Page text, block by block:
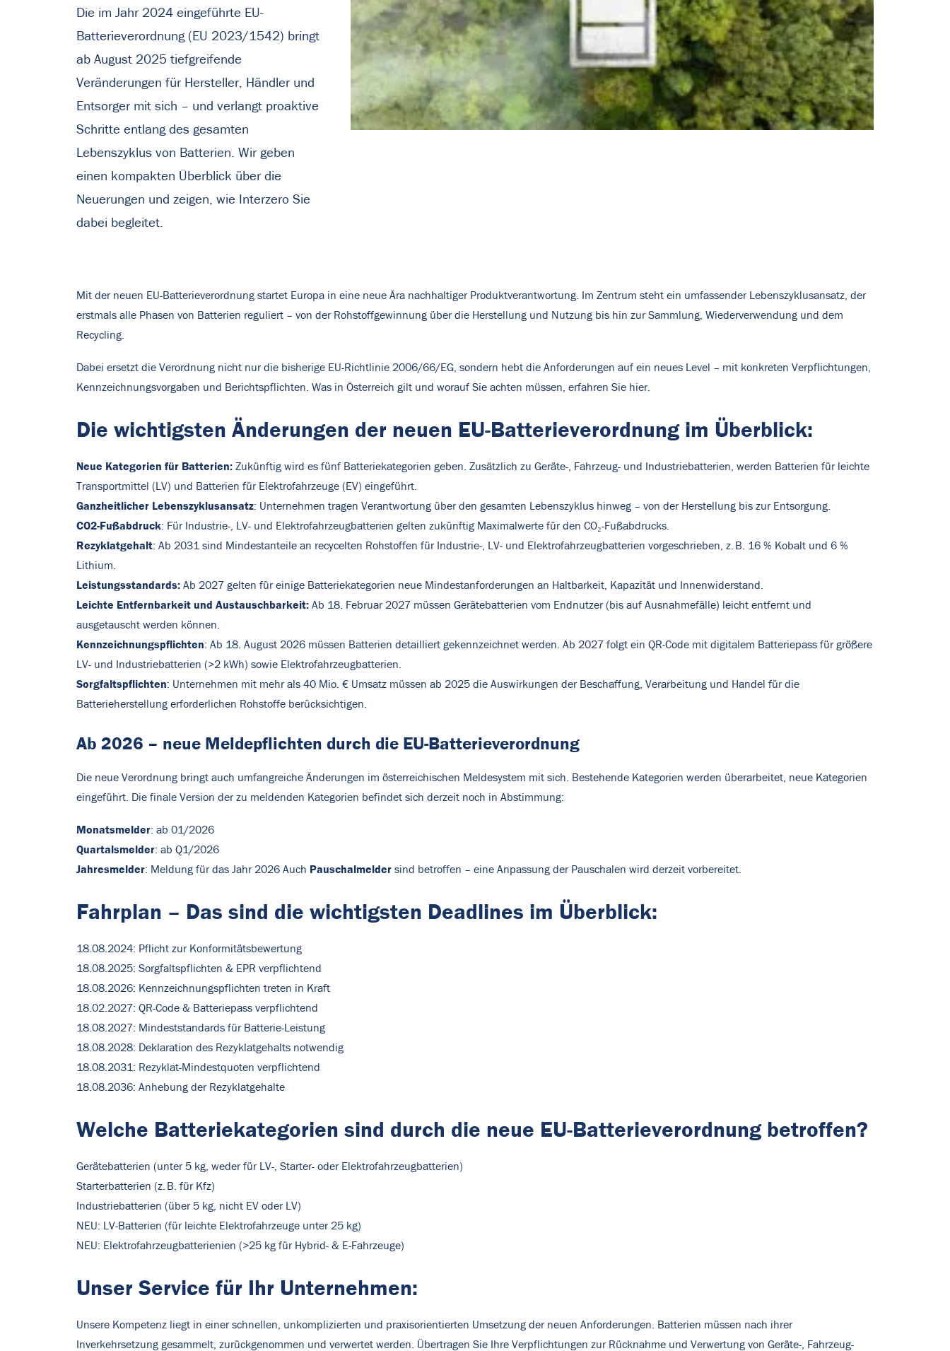
Die im Jahr 2024 eingeführte EU-
Batterieverordnung (EU 2023/1542) bringt
ab August 2025 tiefgreifende
Veränderungen für Hersteller, Händler und
Entsorger mit sich – und verlangt proaktive
Schritte entlang des gesamten
Lebenszyklus von Batterien. Wir geben
einen kompakten Überblick über die
Neuerungen und zeigen, wie Interzero Sie
dabei begleitet.
Mit der neuen EU-Batterieverordnung startet Europa in eine neue Ära nachhaltiger Produktverantwortung. Im Zentrum steht ein umfassender Lebenszyklusansatz, der
erstmals alle Phasen von Batterien reguliert – von der Rohstoffgewinnung über die Herstellung und Nutzung bis hin zur Sammlung, Wiederverwendung und dem
Recycling.
Dabei ersetzt die Verordnung nicht nur die bisherige EU-Richtlinie 2006/66/EG, sondern hebt die Anforderungen auf ein neues Level – mit konkreten Verpflichtungen,
Kennzeichnungsvorgaben und Berichtspflichten. Was in Österreich gilt und worauf Sie achten müssen, erfahren Sie hier.
Die wichtigsten Änderungen der neuen EU-Batterieverordnung im Überblick:
Neue Kategorien für Batterien: Zukünftig wird es fünf Batteriekategorien geben. Zusätzlich zu Geräte-, Fahrzeug- und Industriebatterien, werden Batterien für leichte
Transportmittel (LV) und Batterien für Elektrofahrzeuge (EV) eingeführt.
Ganzheitlicher Lebenszyklusansatz: Unternehmen tragen Verantwortung über den gesamten Lebenszyklus hinweg – von der Herstellung bis zur Entsorgung.
CO2-Fußabdruck: Für Industrie-, LV- und Elektrofahrzeugbatterien gelten zukünftig Maximalwerte für den CO₂-Fußabdrucks.
Rezyklatgehalt: Ab 2031 sind Mindestanteile an recycelten Rohstoffen für Industrie-, LV- und Elektrofahrzeugbatterien vorgeschrieben, z. B. 16 % Kobalt und 6 %
Lithium.
Leistungsstandards: Ab 2027 gelten für einige Batteriekategorien neue Mindestanforderungen an Haltbarkeit, Kapazität und Innenwiderstand.
Leichte Entfernbarkeit und Austauschbarkeit: Ab 18. Februar 2027 müssen Gerätebatterien vom Endnutzer (bis auf Ausnahmefälle) leicht entfernt und
ausgetauscht werden können.
Kennzeichnungspflichten: Ab 18. August 2026 müssen Batterien detailliert gekennzeichnet werden. Ab 2027 folgt ein QR-Code mit digitalem Batteriepass für größere
LV- und Industriebatterien (>2 kWh) sowie Elektrofahrzeugbatterien.
Sorgfaltspflichten: Unternehmen mit mehr als 40 Mio. € Umsatz müssen ab 2025 die Auswirkungen der Beschaffung, Verarbeitung und Handel für die
Batterieherstellung erforderlichen Rohstoffe berücksichtigen.
Ab 2026 – neue Meldepflichten durch die EU-Batterieverordnung
Die neue Verordnung bringt auch umfangreiche Änderungen im österreichischen Meldesystem mit sich. Bestehende Kategorien werden überarbeitet, neue Kategorien
eingeführt. Die finale Version der zu meldenden Kategorien befindet sich derzeit noch in Abstimmung:
Monatsmelder: ab 01/2026
Quartalsmelder: ab Q1/2026
Jahresmelder: Meldung für das Jahr 2026 Auch Pauschalmelder sind betroffen – eine Anpassung der Pauschalen wird derzeit vorbereitet.
Fahrplan – Das sind die wichtigsten Deadlines im Überblick:
18.08.2024: Pflicht zur Konformitätsbewertung
18.08.2025: Sorgfaltspflichten & EPR verpflichtend
18.08.2026: Kennzeichnungspflichten treten in Kraft
18.02.2027: QR-Code & Batteriepass verpflichtend
18.08.2027: Mindeststandards für Batterie-Leistung
18.08.2028: Deklaration des Rezyklatgehalts notwendig
18.08.2031: Rezyklat-Mindestquoten verpflichtend
18.08.2036: Anhebung der Rezyklatgehalte
Welche Batteriekategorien sind durch die neue EU-Batterieverordnung betroffen?
Gerätebatterien (unter 5 kg, weder für LV-, Starter- oder Elektrofahrzeugbatterien)
Starterbatterien (z. B. für Kfz)
Industriebatterien (über 5 kg, nicht EV oder LV)
NEU: LV-Batterien (für leichte Elektrofahrzeuge unter 25 kg)
NEU: Elektrofahrzeugbatterienien (>25 kg für Hybrid- & E-Fahrzeuge)
Unser Service für Ihr Unternehmen:
Unsere Kompetenz liegt in einer schnellen, unkomplizierten und praxisorientierten Umsetzung der neuen Anforderungen. Batterien müssen nach ihrer
Inverkehrsetzung gesammelt, zurückgenommen und verwertet werden. Übertragen Sie Ihre Verpflichtungen zur Rücknahme und Verwertung von Geräte-, Fahrzeug-